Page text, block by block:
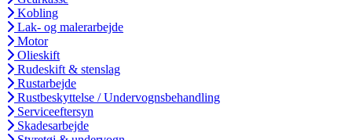
Kobling
Lak- og malerarbejde
Motor
Olieskift
Rudeskift & stenslag
Rustarbejde
Rustbeskyttelse / Undervognsbehandling
Serviceeftersyn
Skadesarbejde